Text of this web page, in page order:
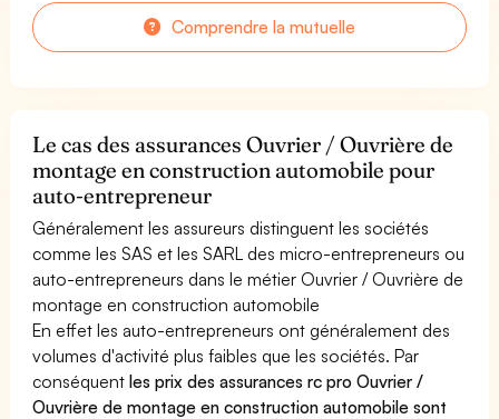
Comprendre la mutuelle
Le cas des assurances Ouvrier / Ouvrière de
montage en construction automobile pour
auto-entrepreneur
Généralement les assureurs distinguent les sociétés
comme les SAS et les SARL des micro-entrepreneurs ou
auto-entrepreneurs dans le métier Ouvrier / Ouvrière de
montage en construction automobile
En effet les auto-entrepreneurs ont généralement des
volumes d'activité plus faibles que les sociétés. Par
conséquentles prix des assurances rc pro Ouvrier /
Ouvrière de montage en construction automobile sont